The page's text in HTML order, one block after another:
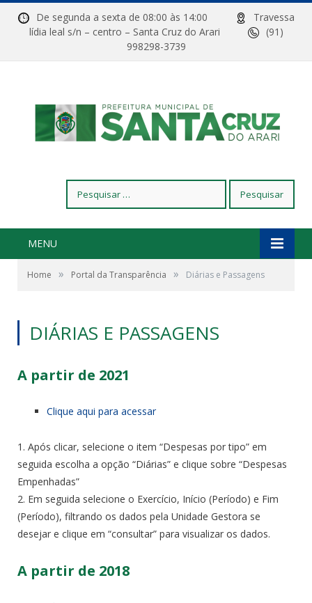
De segunda a sexta de 08:00 às 14:00
Travessa
lídia leal s/n – centro – Santa Cruz do Arari
(91)
998298-3739
por:
MENU
Home » Portal da Transparência » Diárias e Passagens
DIÁRIAS E PASSAGENS
A partir de 2021
Clique aqui para acessar
1. Após clicar, selecione o item “Despesas por tipo” em
seguida escolha a opção “Diárias” e clique sobre “Despesas
Empenhadas”
2. Em seguida selecione o Exercício, Início (Período) e Fim
(Período), filtrando os dados pela Unidade Gestora se
desejar e clique em “consultar” para visualizar os dados.
A partir de 2018